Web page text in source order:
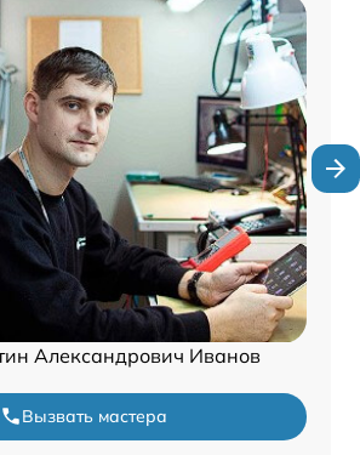
Александрович Иванов
Вызвать мастера